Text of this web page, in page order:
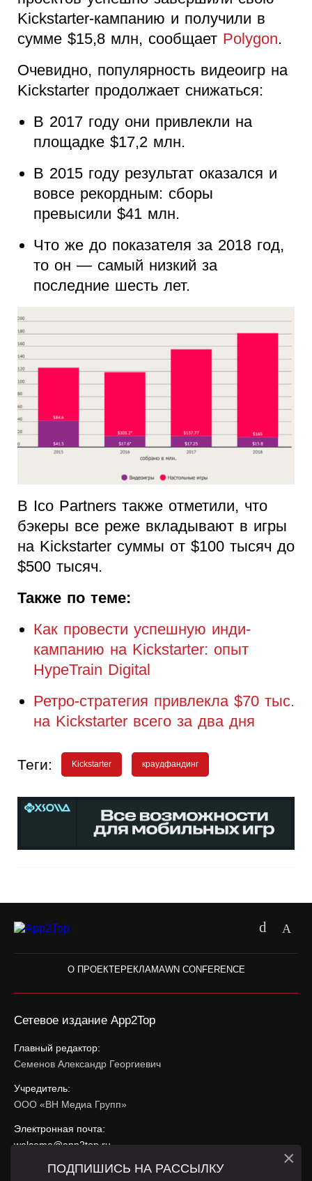
Kickstarter-кампанию и получили в
сумме $15,8 млн, сообщает Polygon.
Очевидно, популярность видеоигр на
Kickstarter продолжает снижаться:
В 2017 году они привлекли на
площадке $17,2 млн.
В 2015 году результат оказался и
вовсе рекордным: сборы
превысили $41 млн.
Что же до показателя за 2018 год,
то он — самый низкий за
последние шесть лет.
В Ico Partners также отметили, что
бэкеры все реже вкладывают в игры
на Kickstarter суммы от $100 тысяч до
$500 тысяч.
Также по теме:
Как провести успешную инди-
кампанию на Kickstarter: опыт
HypeTrain Digital
Ретро-стратегия привлекла $70 тыс.
на Kickstarter всего за два дня
Теги: Kickstarter краудфандинг
О ПРОЕКТЕ РЕКЛАМАWN CONFERENCE
Сетевое издание App2Top
Главный редактор:
Семенов Александр Георгиевич
Учредитель:
ООО «ВН Медиа Групп»
Электронная почта:
welcome@app2top.ru
При использовании материалов активная ссылка на
ПОДПИШИСЬ НА РАССЫЛКУ ×